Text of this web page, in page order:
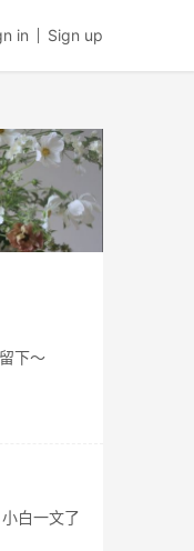
in Sign up
下～
白一文了